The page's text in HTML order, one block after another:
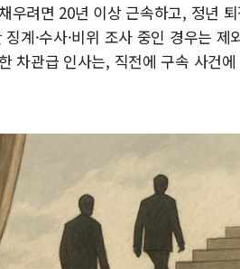
우려면 20년 이상 근속하고, 정년
징계·수사·비위 조사 중인 경우는
차관급 인사는, 직전에 구속 사건